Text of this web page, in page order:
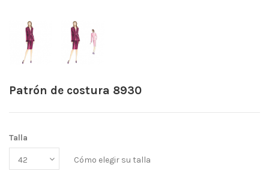
Patrón de costura 8930
Talla
Cómo elegir su talla